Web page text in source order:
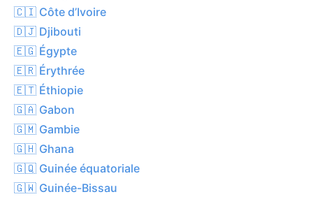
🇨🇮 Côte d’Ivoire
🇩🇯 Djibouti
🇪🇬 Égypte
🇪🇷 Érythrée
🇪🇹 Éthiopie
🇬🇦 Gabon
🇬🇲 Gambie
🇬🇭 Ghana
🇬🇶 Guinée équatoriale
🇬🇼 Guinée-Bissau